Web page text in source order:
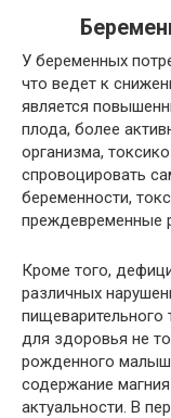
У беременных
что ведет к
является
плода, более
организма,
спровоцировать
беременности,
преждевременные
Кроме того,
различных
пищеварительного
для здоровья не
рожденного
содержание
актуальности. В